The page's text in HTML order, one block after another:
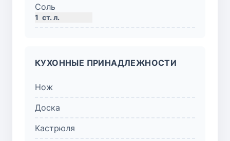
Соль
1 ст. л.
КУХОННЫЕ ПРИНАДЛЕЖНОСТИ
Нож
Доска
Кастрюля